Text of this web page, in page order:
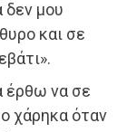
δεν μου
και σε
έρθω να σε
χάρηκα όταν